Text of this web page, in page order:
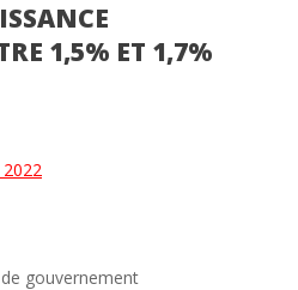
1,5% ET 1,7%
gouvernement